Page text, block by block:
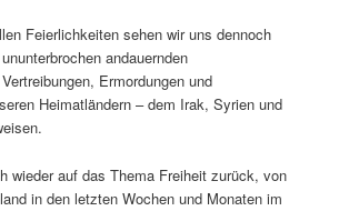
Feierlichkeiten sehen wir uns dennoch
andauernden
Ermordungen und
Heimatländern – dem Irak, Syrien und
wieder auf das Thema Freiheit zurück, von
in den letzten Wochen und Monaten im